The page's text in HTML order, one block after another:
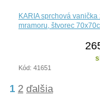
KARIA sprchová vanička
mramoru, štvorec
Kód: 41651
1 2 ďalšia